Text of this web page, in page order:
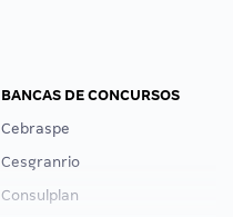
BANCAS DE CONCURSOS
Cebraspe
Cesgranrio
Consulplan